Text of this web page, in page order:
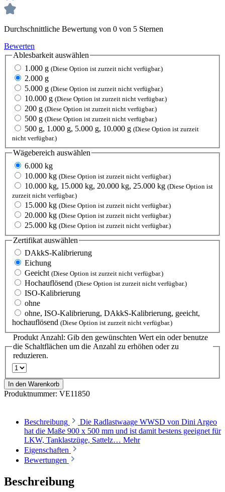
Durchschnittliche Bewertung von 0 von 5 Sternen
Bewerten
Ablesbarkeitauswählen
1.000 g (Diese Option ist zurzeit nicht verfügbar.)
2.000 g
5.000 g (Diese Option ist zurzeit nicht verfügbar.)
10.000 g (Diese Option ist zurzeit nicht verfügbar.)
200 g (Diese Option ist zurzeit nicht verfügbar.)
500 g (Diese Option ist zurzeit nicht verfügbar.)
500 g, 1.000 g, 5.000 g, 10.000 g (Diese Option ist zurzeit
nicht verfügbar.)
Wägebereich auswählen
6.000 kg
10.000 kg (Diese Option ist zurzeit nicht verfügbar.)
10.000 kg, 15.000 kg, 20.000 kg, 25.000 kg (Diese Option ist
zurzeit nicht verfügbar.)
15.000 kg (Diese Option ist zurzeit nicht verfügbar.)
20.000 kg (Diese Option ist zurzeit nicht verfügbar.)
25.000 kg (Diese Option ist zurzeit nicht verfügbar.)
Zertifikat auswählen
DAkkS-Kalibrierung
Eichung
Geeicht (Diese Option ist zurzeit nicht verfügbar.)
Hochauflösend (Diese Option ist zurzeit nicht verfügbar.)
ISO-Kalibrierung
ohne
ohne, ISO-Kalibrierung, DAkkS-Kalibrierung, geeicht,
hochauflösend (Diese Option ist zurzeit nicht verfügbar.)
Produkt Anzahl: Gib den gewünschten Wert ein oder benutze
die Schaltflächen um die Anzahl zu erhöhen oder zu
reduzieren.
In den Warenkorb
Produktnummer: VE11850
Beschreibung
Die Radlastwaage WWSD von Dini Argeo
hat die Maße 900 x 500 mm und ist damit bestens geeignet für
LKW, Tanklastzüge, Sattelz… Mehr
Eigenschaften
Bewertungen
Beschreibung